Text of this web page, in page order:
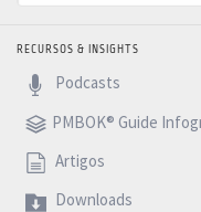
RECURSOS & INSIGHTS
Podcasts
PMBOK® Guide
Artigos
Downloads